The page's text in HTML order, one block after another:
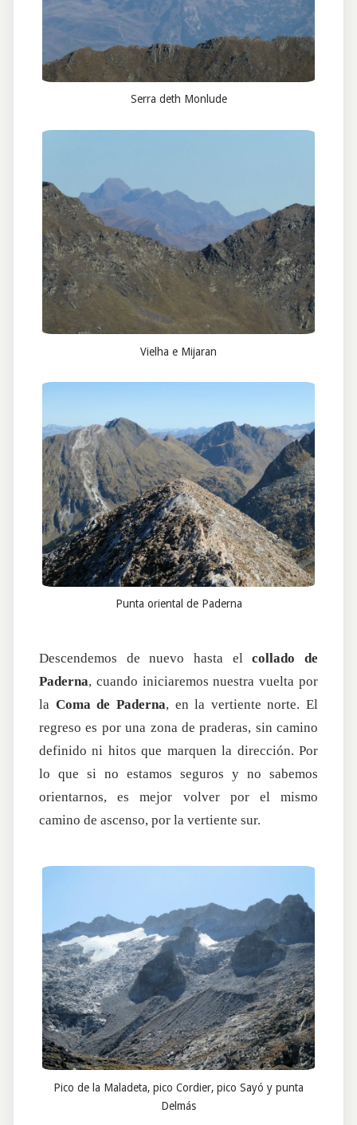
Serra deth Monlude
Vielha e Mijaran
Punta oriental de Paderna
Descendemos de nuevo hasta elcollado de
Paderna, cuando iniciaremos nuestra vuelta por
la Coma de Paderna, en la vertiente norte. El
regreso es por una zona de praderas, sin camino
definido ni hitos que marquen la dirección. Por
lo que si no estamos seguros y no sabemos
orientarnos, es mejor volver por el mismo
camino de ascenso, por la vertiente sur.
Pico de la Maladeta, pico Cordier, pico Sayó y punta
Delmás